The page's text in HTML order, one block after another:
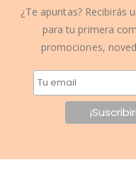
¿Te apuntas? Recibirás
para tu primera
promociones,